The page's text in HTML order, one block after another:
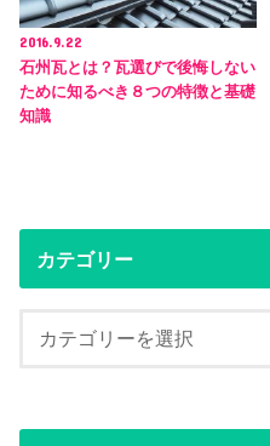
2016.9.22
石州瓦とは？瓦選びで後悔しない
ために知るべき８つの特徴と基礎
知識
カテゴリー